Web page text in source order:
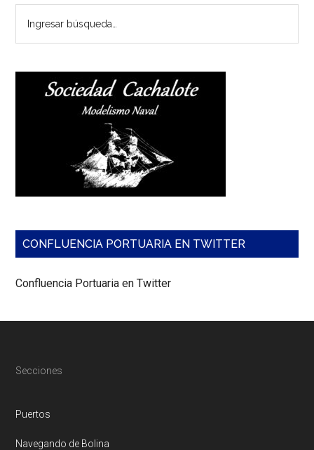
principal
búsqueda…
CONFLUENCIA PORTUARIA EN TWITTER
Confluencia Portuaria en Twitter
Footer
Secciones
Puertos
Navegando de Bolina